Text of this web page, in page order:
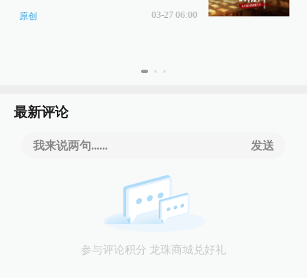
03-27 06:00
在万
最新评论
我来说两句...... 发送
参与评论积分 龙珠商城兑好礼